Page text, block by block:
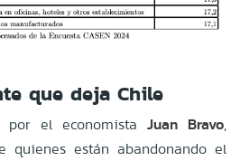
que deja Chile
por el economista Juan Bravo,
quienes están abandonando el